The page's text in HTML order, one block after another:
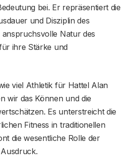
bei. Er repräsentiert die
und Disziplin des
Natur des
ihre Stärke und
viel Athletik für Hattel Alan
wir das Können und die
Es unterstreicht die
Fitness in traditionellen
die wesentliche Rolle der